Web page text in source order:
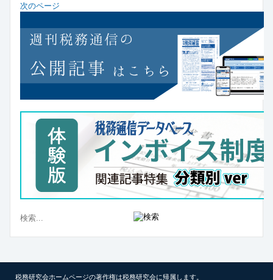
次のページ
税務研究会ホームページの著作権は税務研究会に帰属します。